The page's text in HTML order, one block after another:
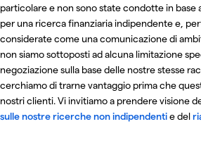
particolare e non sono state condotte in base
per una ricerca finanziaria indipendente e,
considerate come una comunicazione di
non siamo sottoposti ad alcuna limitazione
negoziazione sulla base delle nostre stesse
cerchiamo di trarne vantaggio prima che
nostri clienti. Vi invitiamo a prendere visione
sulle nostre ricerche non indipendentie del